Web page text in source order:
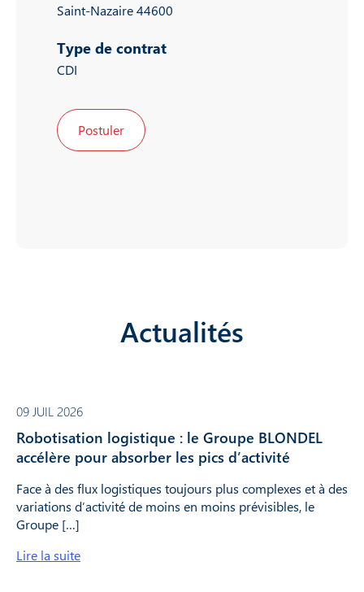
Saint-Nazaire 44600
Type de contrat
CDI
Postuler
Actualités
09 JUIL 2026
Robotisation logistique : le Groupe BLONDEL
accélère pour absorber les pics d’activité
Face à des flux logistiques toujours plus complexes et à des
variations d’activité de moins en moins prévisibles, le
Groupe […]
Lire la suite